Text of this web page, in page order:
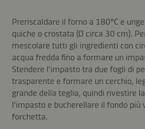
Preriscaldare il forno a 180°C e
quiche o crostata (Ø circa 30 cm).
mescolare tutti gli ingredienti con
acqua fredda fino a formare un
Stendere l'impasto tra due fogli di
trasparente e formare un cerchio,
grande della teglia, quindi rivestire
l'impasto e bucherellare il fondo più
forchetta.